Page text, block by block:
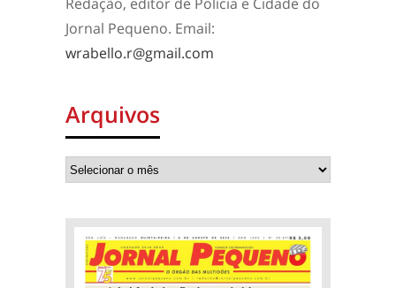
Jornal Pequeno. Email:
wrabello.r@gmail.com
Arquivos